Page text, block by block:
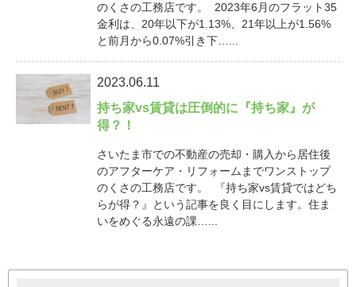
のくさの工務店です。 2023年6月のフラット35
金利は、20年以下が1.13%、21年以上が1.56%
と前月から0.07%引き下…...
2023.06.11
持ち家vs賃貸は圧倒的に『持ち家』が
得？！
さいたま市での不動産の売却・購入から居住後
のアフターケア・リフォームまでワンストップ
のくさの工務店です。 『持ち家vs賃貸ではどち
らが得？』という記事を良く目にします。住ま
いをめぐる永遠の課…...